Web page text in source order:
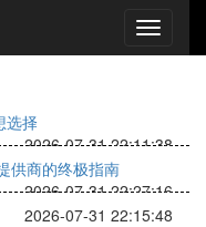
选择
2026-07-31 22:11:38
供商的终极指南
2026-07-31 22:27:16
2026-07-31 22:15:48